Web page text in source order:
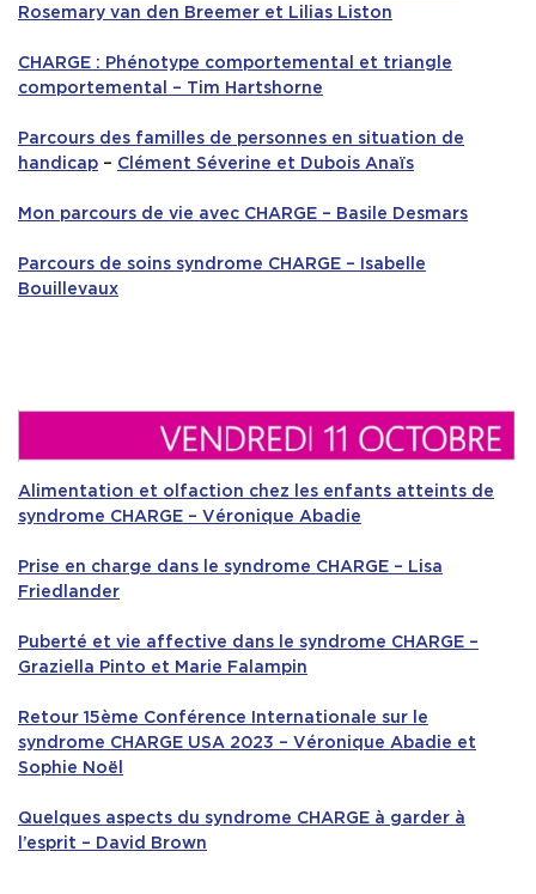
Rosemary van den Breemer et Lilias Liston
CHARGE : Phénotype comportemental et triangle
comportemental – Tim Hartshorne
Parcours des familles de personnes en situation de
handicap – Clément Séverine et Dubois Anaïs
Mon parcours de vie avec CHARGE – Basile Desmars
Parcours de soins syndrome CHARGE – Isabelle
Bouillevaux
Alimentation et olfaction chez les enfants atteints de
syndrome CHARGE – Véronique Abadie
Prise en charge dans le syndrome CHARGE – Lisa
Friedlander
Puberté et vie affective dans le syndrome CHARGE –
Graziella Pinto et Marie Falampin
Retour 15ème Conférence Internationale sur le
syndrome CHARGE USA 2023 – Véronique Abadie et
Sophie Noël
Quelques aspects du syndrome CHARGE à garder à
l’esprit – David Brown